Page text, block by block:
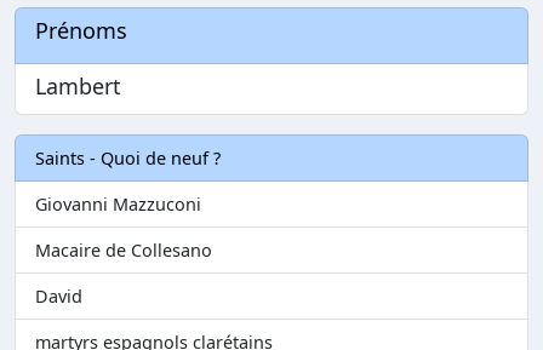
Prénoms
Lambert
Saints - Quoi de neuf ?
Giovanni Mazzuconi
Macaire de Collesano
David
martyrs espagnols clarétains